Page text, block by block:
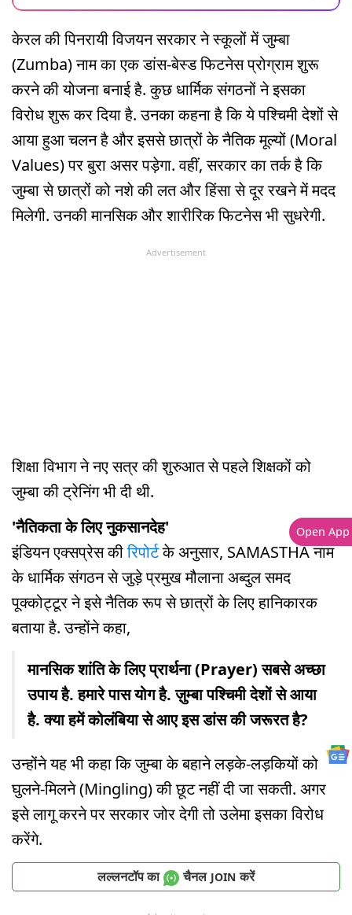
केरल की पिनरायी विजयन सरकार ने स्कूलों में जुम्बा
(Zumba) नाम का एक डांस-बेस्ड फिटनेस प्रोग्राम शुरू
करने की योजना बनाई है. कुछ धार्मिक संगठनों ने इसका
विरोध शुरू कर दिया है. उनका कहना है कि ये पश्चिमी देशों से
आया हुआ चलन है और इससे छात्रों के नैतिक मूल्यों (Moral
Values) पर बुरा असर पड़ेगा. वहीं, सरकार का तर्क है कि
जुम्बा से छात्रों को नशे की लत और हिंसा से दूर रखने में मदद
मिलेगी. उनकी मानसिक और शारीरिक फिटनेस भी सुधरेगी.
Advertisement
शिक्षा विभाग ने नए सत्र की शुरुआत से पहले शिक्षकों को
जुम्बा की ट्रेनिंग भी दी थी.
'नैतिकता के लिए नुकसानदेह'
इंडियन एक्सप्रेस कीरिपोर्टके अनुसार, SAMASTHA नाम
के धार्मिक संगठन से जुड़े प्रमुख मौलाना अब्दुल समद
पूक्कोट्टूर ने इसे नैतिक रूप से छात्रों के लिए हानिकारक
बताया है. उन्होंने कहा,
मानसिक शांति के लिए प्रार्थना (Prayer) सबसे अच्छा
उपाय है. हमारे पास योग है. ज़ुम्बा पश्चिमी देशों से आया
है. क्या हमें कोलंबिया से आए इस डांस की जरूरत है?
उन्होंने यह भी कहा कि जुम्बा के बहाने लड़के-लड़कियों को
घुलने-मिलने (Mingling) की छूट नहीं दी जा सकती. अगर
इसे लागू करने पर सरकार जोर देगी तो उलेमा इसका विरोध
करेंगे.
लल्लनटॉप का चैनल JOIN करें
Open App